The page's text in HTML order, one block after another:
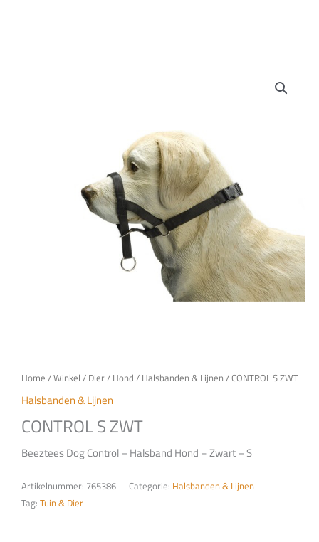
Home /Winkel / Dier / Hond / Halsbanden & Lijnen / CONTROL S ZWT
Halsbanden & Lijnen
CONTROL S ZWT
Beeztees Dog Control – Halsband Hond – Zwart – S
Artikelnummer: 765386 Categorie: Halsbanden & Lijnen
Tag: Tuin & Dier